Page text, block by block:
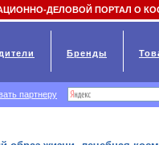
ДЕЛОВОЙ ПОРТАЛ О
Бренды
партнеру